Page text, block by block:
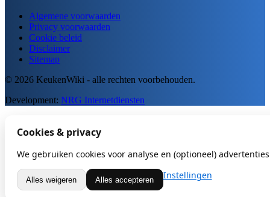
Algemene voorwaarden
Privacy voorwaarden
Cookie beleid
Disclaimer
Sitemap
© 2026 KeukenWiki - alle rechten voorbehouden.
Development: NRG Internetdiensten
Cookies & privacy
We gebruiken cookies voor analyse en (optioneel)
Alles weigeren Alles accepteren Instellingen